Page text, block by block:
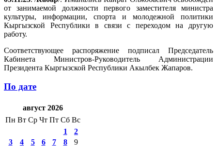
от занимаемой должности первого заместителя министра
культуры, информации, спорта и молодежной политики
Кыргызской Республики в связи с переходом на другую
работу.
Соответствующее распоряжение подписал Председатель
Кабинета Министров-Руководитель Администрации
Президента Кыргызской Республики Акылбек Жапаров.
По дате
август 2026
Пн Вт Ср Чт Пт Сб Вс
1
2
3
4 5 6 7 8
9